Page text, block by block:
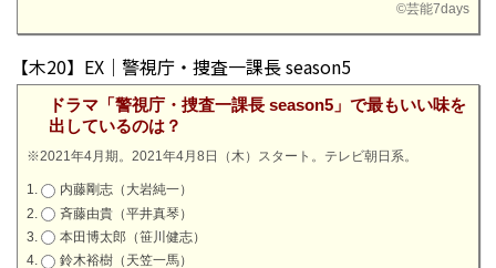
©芸能7days
【木20】EX｜警視庁・捜査一課長 season5
ドラマ「警視庁・捜査一課長 season5」で最もいい味を
出しているのは？
※2021年4月期。2021年4月8日（木）スタート。テレビ朝日系。
内藤剛志（大岩純一）
斉藤由貴（平井真琴）
本田博太郎（笹川健志）
鈴木裕樹（天笠一馬）